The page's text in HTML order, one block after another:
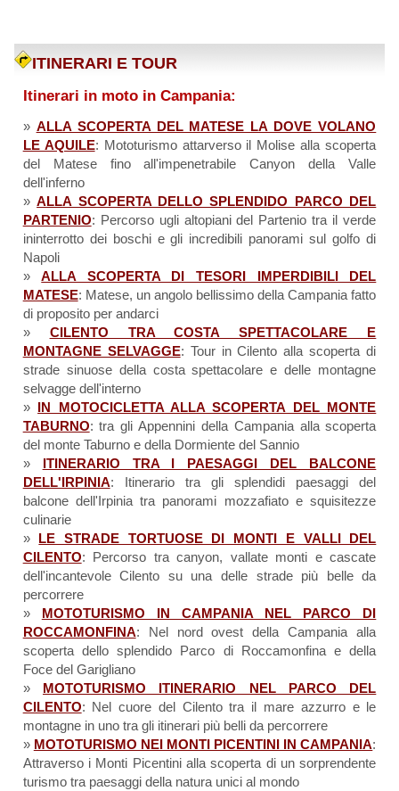
ITINERARI E TOUR
Itinerari in moto in Campania:
» ALLA SCOPERTA DEL MATESE LA DOVE VOLANO
LE AQUILE: Mototurismo attarverso il Molise alla scoperta
del Matese fino all'impenetrabile Canyon della Valle
dell'inferno
»ALLA SCOPERTA DELLO SPLENDIDO PARCO DEL
PARTENIO: Percorso ugli altopiani del Partenio tra il verde
ininterrotto dei boschi e gli incredibili panorami sul golfo di
Napoli
»ALLA SCOPERTA DI TESORI IMPERDIBILI DEL
MATESE: Matese, un angolo bellissimo della Campania fatto
di proposito per andarci
» CILENTO TRA COSTA SPETTACOLARE E
MONTAGNE SELVAGGE: Tour in Cilento alla scoperta di
strade sinuose della costa spettacolare e delle montagne
selvagge dell'interno
» IN MOTOCICLETTA ALLA SCOPERTA DEL MONTE
TABURNO: tra gli Appennini della Campania alla scoperta
del monte Taburno e della Dormiente del Sannio
» ITINERARIO TRA I PAESAGGI DEL BALCONE
DELL'IRPINIA: Itinerario tra gli splendidi paesaggi del
balcone dell'Irpinia tra panorami mozzafiato e squisitezze
culinarie
» LE STRADE TORTUOSE DI MONTI E VALLI DEL
CILENTO: Percorso tra canyon, vallate monti e cascate
dell'incantevole Cilento su una delle strade più belle da
percorrere
» MOTOTURISMO IN CAMPANIA NEL PARCO DI
ROCCAMONFINA: Nel nord ovest della Campania alla
scoperta dello splendido Parco di Roccamonfina e della
Foce del Garigliano
» MOTOTURISMO ITINERARIO NEL PARCO DEL
CILENTO: Nel cuore del Cilento tra il mare azzurro e le
montagne in uno tra gli itinerari più belli da percorrere
» MOTOTURISMO NEI MONTI PICENTINI IN CAMPANIA:
Attraverso i Monti Picentini alla scoperta di un sorprendente
turismo tra paesaggi della natura unici al mondo